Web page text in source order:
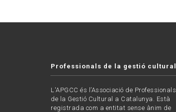
Professionals de la gestió cultural
L'APGCC és l’Associació de Professionals
de la Gestió Cultural a Catalunya. Està
registrada com a entitat sense ànim de